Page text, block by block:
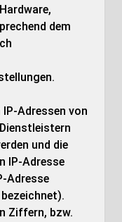
dem
Adressen von
und die
IP-Adresse
Adresse
Ziffern, bzw.